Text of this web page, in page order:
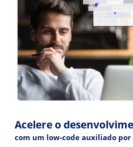
Acelere o
com um low-code auxiliado por